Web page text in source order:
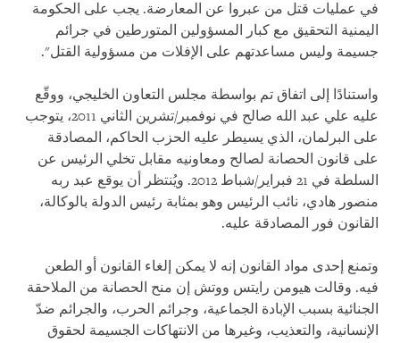
في عمليات قتل من عبروا عن المعارضة. يجب على الحكومة
اليمنية التحقيق مع كبار المسؤولين المتورطين في جرائم
جسيمة وليس مساعدتهم على الإفلات من مسؤولية القتل".
واستنادًا إلى اتفاق تم بواسطة مجلس التعاون الخليجي، ووقّع
عليه علي عبد الله صالح في نوفمبر/تشرين الثاني 2011، يتوجب
على البرلمان، الذي يسيطر عليه الحزب الحاكم، المصادقة
على قانون الحصانة لصالح ومعاونيه مقابل تخلي الرئيس عن
السلطة في 21 فبراير/شباط 2012. ويُنتظر أن يوقع عبد ربه
منصور هادي، نائب الرئيس وهو بمثابة رئيس الدولة بالوكالة،
القانون فور المصادقة عليه.
وتمنع إحدى مواد القانون إنه لا يمكن إلغاء القانون أو الطعن
فيه. وقالت هيومن رايتس ووتش إن منح الحصانة من الملاحقة
الجنائية بسبب الإبادة الجماعية، وجرائم الحرب، والجرائم ضدّ
الإنسانية، والتعذيب، وغيرها من الانتهاكات الجسيمة لحقوق